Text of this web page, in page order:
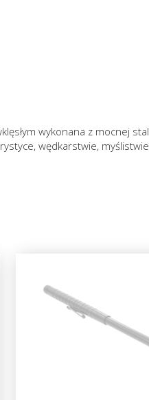
wykonana z mocnej
wędkarstwie, myślistwie